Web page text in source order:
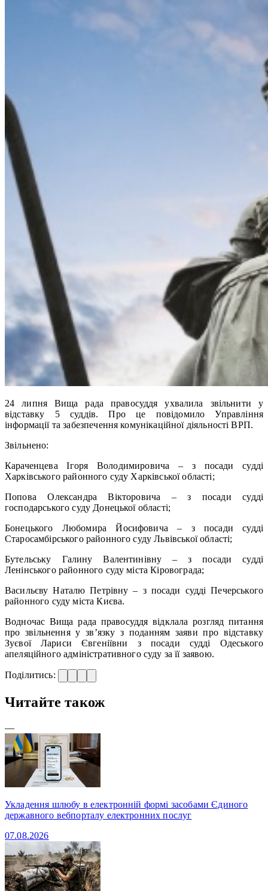
24 липня Вища рада правосуддя ухвалила звільнити у
відставку 5 суддів. Про це повідомило Управління
інформації та забезпечення комунікаційної діяльності ВРП.
Звільнено:
Караченцева Ігоря Володимировича – з посади судді
Харківського районного суду Харківської області;
Попова Олександра Вікторовича – з посади судді
господарського суду Донецької області;
Бонецького Любомира Йосифовича – з посади судді
Старосамбірського районного суду Львівської області;
Бутельську Галину Валентинівну – з посади судді
Ленінського районного суду міста Кіровограда;
Васильєву Наталю Петрівну – з посади судді Печерського
районного суду міста Києва.
Водночас Вища рада правосуддя відклала розгляд питання
про звільнення у зв’язку з поданням заяви про відставку
Зуєвої Лариси Євгеніївни з посади судді Одеського
апеляційного адміністративного суду за її заявою.
Поділитись:
Читайте також
—
Укладення шлюбу в електронній формі засобами Єдиного
державного вебпорталу електронних послуг
07.08.2026